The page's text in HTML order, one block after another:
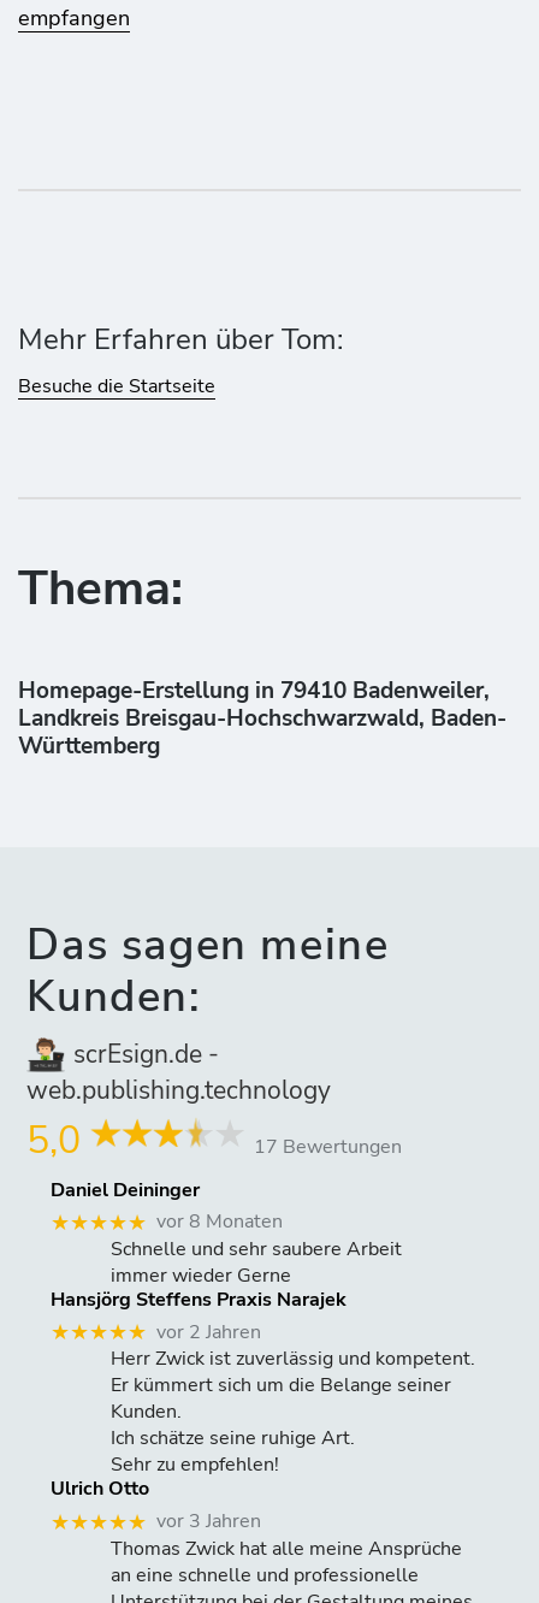
empfangen
Mehr Erfahren über Tom:
Besuche die Startseite
Thema:
Homepage-Erstellung in 79410 Badenweiler,
Landkreis Breisgau-Hochschwarzwald, Baden-
Württemberg
Das sagen meine
Kunden:
scrEsign.de -
web.publishing.technology
5,0
17 Bewertungen
Daniel Deininger
★★★★★ vor 8 Monaten
Schnelle und sehr saubere Arbeit
immer wieder Gerne
Hansjörg Steffens Praxis Narajek
★★★★★ vor 2 Jahren
Herr Zwick ist zuverlässig und kompetent.
Er kümmert sich um die Belange seiner
Kunden.
Ich schätze seine ruhige Art.
Sehr zu empfehlen!
Ulrich Otto
★★★★★ vor 3 Jahren
Thomas Zwick hat alle meine Ansprüche
an eine schnelle und professionelle